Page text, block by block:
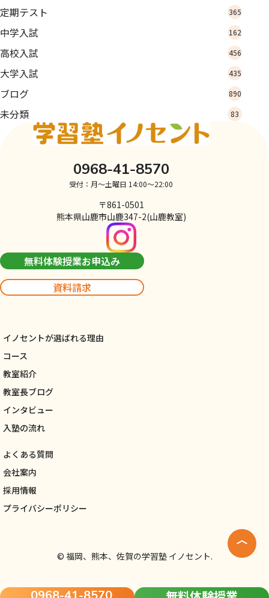
定期テスト 365
中学入試 162
高校入試 456
大学入試 435
ブログ 890
未分類 83
0968-41-8570
受付：月～土曜日 14:00～22:00
〒861-0501
熊本県山鹿市山鹿347-2(山鹿教室)
無料体験授業お申込み
資料請求
イノセントが選ばれる理由
コース
教室紹介
教室長ブログ
インタビュー
入塾の流れ
よくある質問
会社案内
採用情報
プライバシーポリシー
© 福岡、熊本、佐賀の学習塾 イノセント.